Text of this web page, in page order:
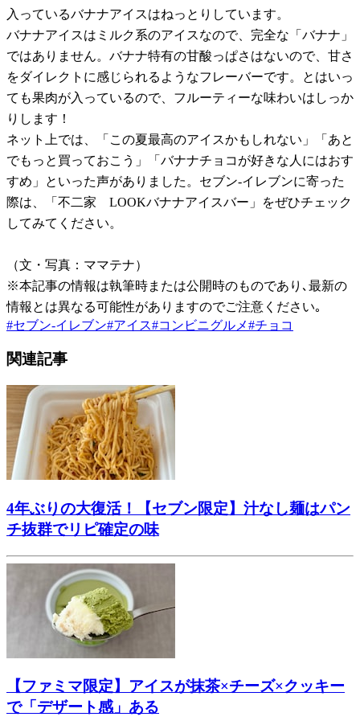
入っているバナナアイスはねっとりしています。
バナナアイスはミルク系のアイスなので、完全な「バナナ」
ではありません。バナナ特有の甘酸っぱさはないので、甘さ
をダイレクトに感じられるようなフレーバーです。とはいっ
ても果肉が入っているので、フルーティーな味わいはしっか
りします！
ネット上では、「この夏最高のアイスかもしれない」「あと
でもっと買っておこう」「バナナチョコが好きな人にはおす
すめ」といった声がありました。セブン-イレブンに寄った
際は、「不二家 LOOKバナナアイスバー」をぜひチェック
してみてください。
（文・写真：ママテナ）
※本記事の情報は執筆時または公開時のものであり､最新の
情報とは異なる可能性がありますのでご注意ください｡
#セブン-イレブン#アイス#コンビニグルメ#チョコ
関連記事
4年ぶりの大復活！【セブン限定】汁なし麺はパン
チ抜群でリピ確定の味
【ファミマ限定】アイスが抹茶×チーズ×クッキー
で「デザート感」ある